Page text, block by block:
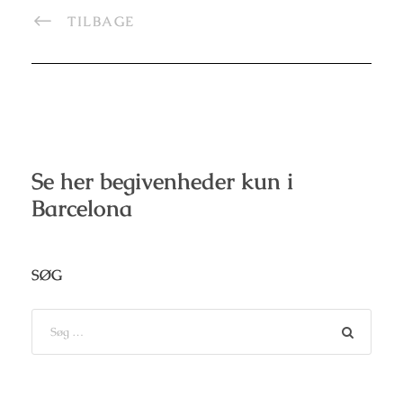
TILBAGE
Se her begivenheder kun i
Barcelona
SØG